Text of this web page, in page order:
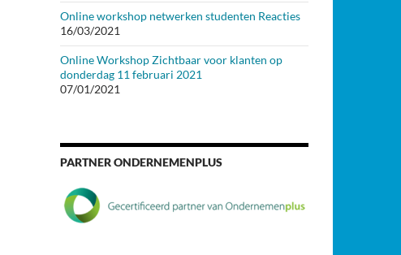
Online workshop netwerken studenten Reacties
16/03/2021
Online Workshop Zichtbaar voor klanten op
donderdag 11 februari 2021
07/01/2021
PARTNER ONDERNEMENPLUS